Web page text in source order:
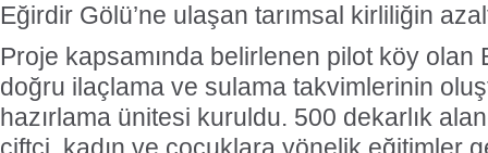
Eğirdir Gölü’ne ulaşan tarımsal kirliliğin
Proje kapsamında belirlenen pilot köy olan
doğru ilaçlama ve sulama takvimlerinin
hazırlama ünitesi kuruldu. 500 dekarlık